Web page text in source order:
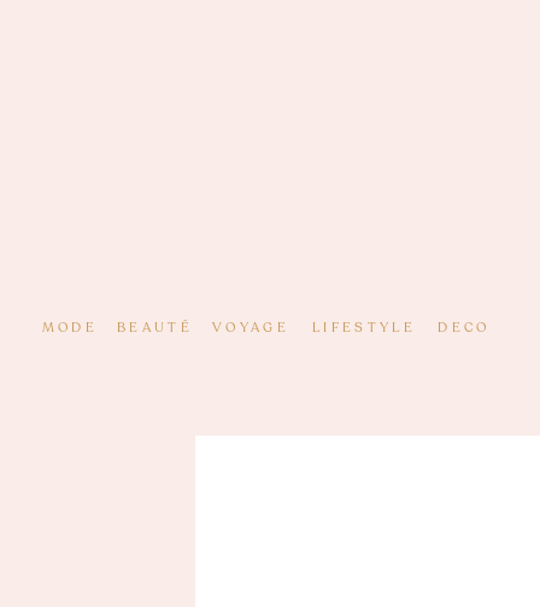
DECO
LIFESTYLE
VOYAGE
BEAUTÉ
MODE